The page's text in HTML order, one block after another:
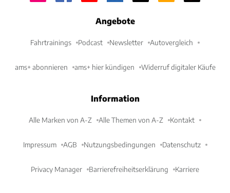
Angebote
Fahrtrainings Podcast Newsletter Autovergleich
ams+ abonnieren ams+ hier kündigen Widerruf digitaler Käufe
Information
Alle Marken von A-Z Alle Themen von A-Z Kontakt
Impressum AGB Nutzungsbedingungen Datenschutz
Privacy Manager Barrierefreiheitserklärung Karriere